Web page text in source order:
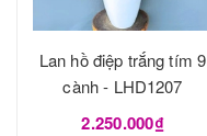
Lan hồ điệp trắng tím 9
cành - LHD1207
2.250.000₫